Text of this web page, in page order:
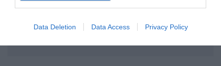
Data Deletion Data Access Privacy Policy
Αποστολή